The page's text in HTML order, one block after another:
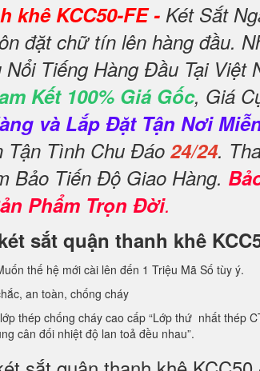
khê KCC50-FE - Két Sắt
đặt chữ tín lên hàng đầu.
Tiếng Hàng Đầu Tại Việt
Kết 100% Giá Gốc, Giá
và Lắp Đặt Tận Nơi
Tận Tình Chu Đáo 24/24.
Bảo Tiến Độ Giao Hàng.
Phẩm Trọn Đời.
sắt quận thanh khê
thế hệ mới cài lên đến 1 Triệu Mã Số tùy ý.
an toàn, chống cháy
thép chống cháy cao cấp “Lớp thứ nhất thép
cân đối nhiệt độ lan toả đều nhau”.